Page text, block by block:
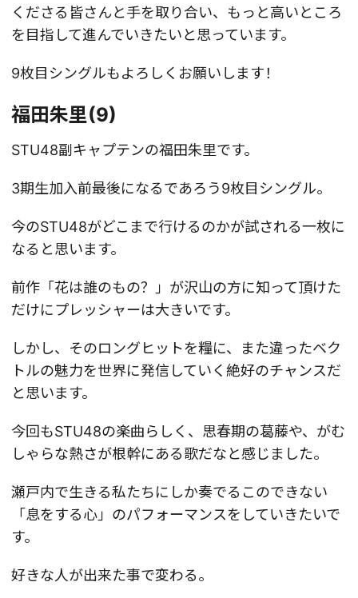
くださる皆さんと手を取り合い、もっと高いところ
を目指して進んでいきたいと思っています。
9枚目シングルもよろしくお願いします！
福田朱里(9)
STU48副キャプテンの福田朱里です。
3期生加入前最後になるであろう9枚目シングル。
今のSTU48がどこまで行けるのかが試される一枚に
なると思います。
前作「花は誰のもの？」が沢山の方に知って頂けた
だけにプレッシャーは大きいです。
しかし、そのロングヒットを糧に、また違ったベク
トルの魅力を世界に発信していく絶好のチャンスだ
と思います。
今回もSTU48の楽曲らしく、思春期の葛藤や、がむ
しゃらな熱さが根幹にある歌だなと感じました。
瀬戸内で生きる私たちにしか奏でるこのできない
「息をする心」のパフォーマンスをしていきたいで
す。
好きな人が出来た事で変わる。